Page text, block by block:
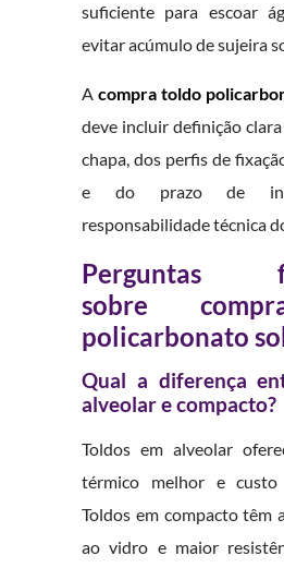
suficiente para escoar
evitar acúmulo de sujeira
A compra toldo
deve incluir definição
chapa, dos perfis de
e do prazo de
responsabilidade técnica
Perguntas
sobre
policarbonato
Qual a diferença
alveolar e compacto?
Toldos em alveolar
térmico melhor e custo
Toldos em compacto têm
ao vidro e maior